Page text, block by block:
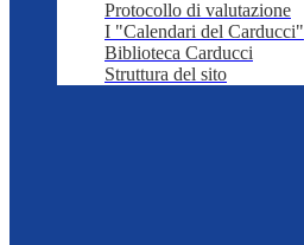
Protocollo di valutazione
I "Calendari del Carducci"
Biblioteca Carducci
Struttura del sito